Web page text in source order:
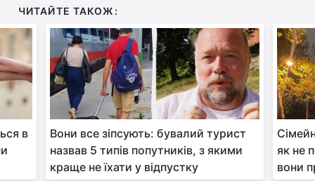
ЧИТАЙТЕ ТАКОЖ:
в
Вони все зіпсують: бувалий турист
назвав 5 типів попутників, з якими
краще не їхати у відпустку
як не
вони